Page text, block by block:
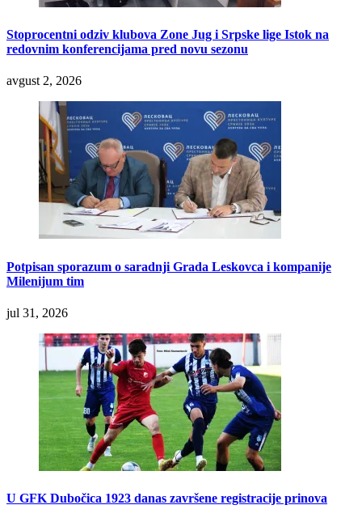
Stoprocentni odziv klubova Zone Jug i Srpske lige Istok na
redovnim konferencijama pred novu sezonu
avgust 2, 2026
Potpisan sporazum o saradnji Grada Leskovca i kompanije
Milenijum tim
jul 31, 2026
U GFK Dubočica 1923 danas završene registracije prinova